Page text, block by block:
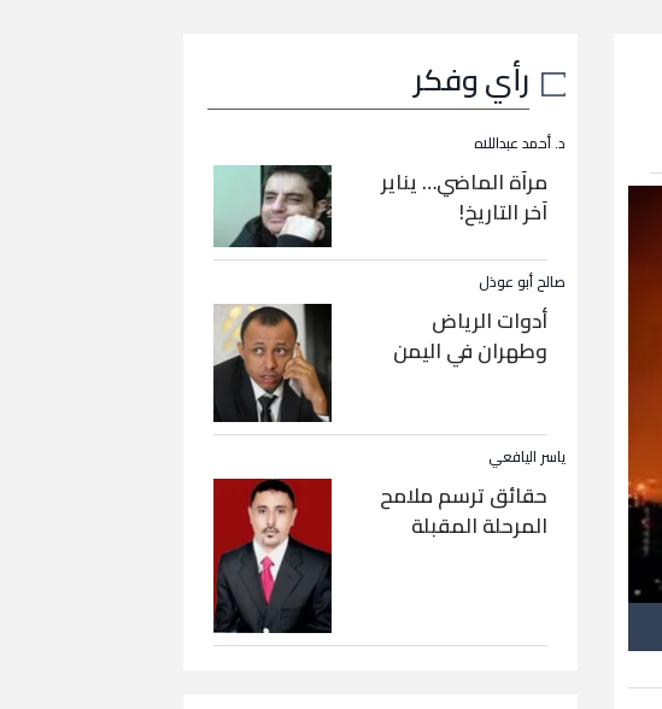
رأي وفكر
د. أحمد عبداللاه
مرآة الماضي… يناير
آخر التاريخ!
صالح أبو عوذل
أدوات الرياض
وطهران في اليمن
ياسر اليافعي
حقائق ترسم ملامح
المرحلة المقبلة